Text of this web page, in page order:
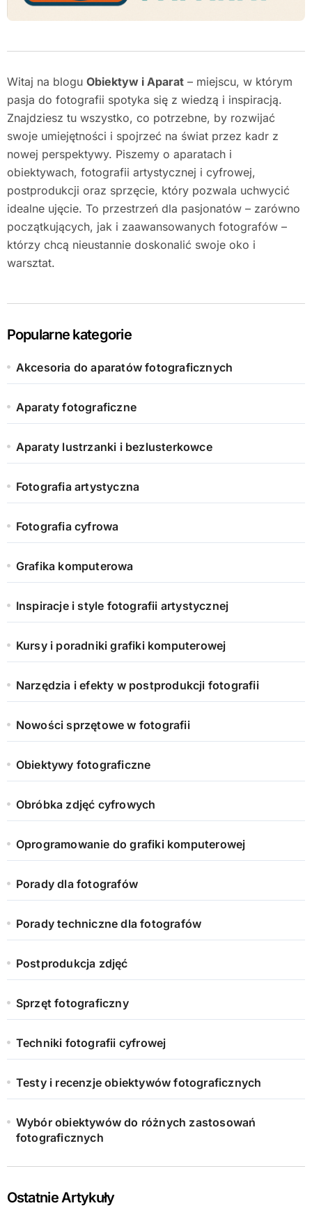
Witaj na blogu Obiektyw i Aparat– miejscu, w którym
pasja do fotografii spotyka się z wiedzą i inspiracją.
Znajdziesz tu wszystko, co potrzebne, by rozwijać
swoje umiejętności i spojrzeć na świat przez kadr z
nowej perspektywy. Piszemy o aparatach i
obiektywach, fotografii artystycznej i cyfrowej,
postprodukcji oraz sprzęcie, który pozwala uchwycić
idealne ujęcie. To przestrzeń dla pasjonatów – zarówno
początkujących, jak i zaawansowanych fotografów –
którzy chcą nieustannie doskonalić swoje oko i
warsztat.
Popularne kategorie
Akcesoria do aparatów fotograficznych
Aparaty fotograficzne
Aparaty lustrzanki i bezlusterkowce
Fotografia artystyczna
Fotografia cyfrowa
Grafika komputerowa
Inspiracje i style fotografii artystycznej
Kursy i poradniki grafiki komputerowej
Narzędzia i efekty w postprodukcji fotografii
Nowości sprzętowe w fotografii
Obiektywy fotograficzne
Obróbka zdjęć cyfrowych
Oprogramowanie do grafiki komputerowej
Porady dla fotografów
Porady techniczne dla fotografów
Postprodukcja zdjęć
Sprzęt fotograficzny
Techniki fotografii cyfrowej
Testy i recenzje obiektywów fotograficznych
Wybór obiektywów do różnych zastosowań
fotograficznych
Ostatnie Artykuły